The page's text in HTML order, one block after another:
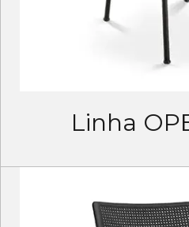
Linha